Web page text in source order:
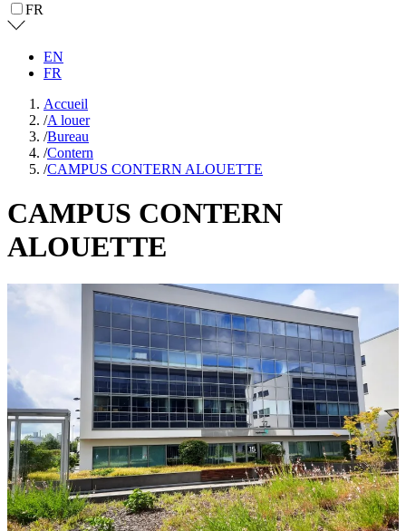
FR
EN
FR
Accueil
/A louer
/Bureau
/Contern
/CAMPUS CONTERN ALOUETTE
CAMPUS CONTERN
ALOUETTE